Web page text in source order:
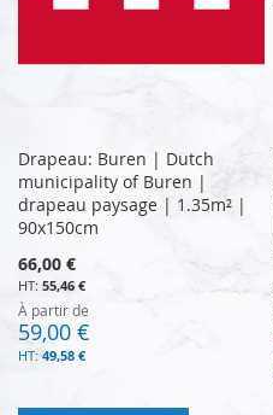
Drapeau: Buren | Dutch
municipality of Buren |
drapeau paysage | 1.35m² |
90x150cm
66,00 €
55,46 €
À partir de
59,00 €
49,58 €